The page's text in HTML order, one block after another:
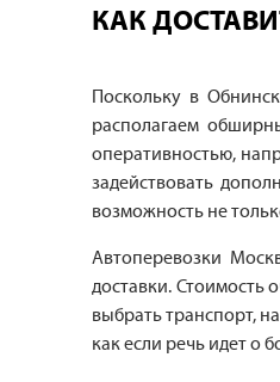
КАК
Поскольку в
располагаем
оперативностью,
задействовать
возможность не
Автоперевозки
доставки. Стоимость
выбрать транспорт,
как если речь идет о